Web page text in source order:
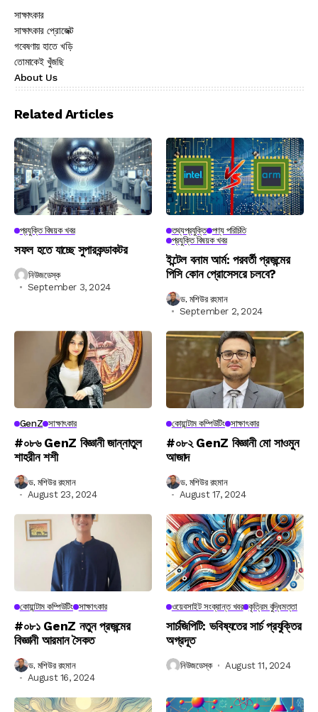
সাক্ষাৎকার
সাক্ষাৎকার প্রোজেক্ট
গবেষণায় হাতে খড়ি
তোমাকেই খুঁজছি
About Us
Related Articles
প্রযুক্তি বিষয়ক খবর
সফল হতে যাচ্ছে সুপারকন্ডাকটর
নিউজডেস্ক
September 3, 2024
তথ্যপ্রযুক্তি পণ্য পরিচিতি
প্রযুক্তি বিষয়ক খবর
ইন্টেল বনাম আর্ম: পরবর্তী প্রজন্মের
পিসি কোন প্রোসেসরে চলবে?
ড. মশিউর রহমান
September 2, 2024
GenZ সাক্ষাৎকার
#০৮৬ GenZ বিজ্ঞানী জান্নাতুল
শাহরীন শশী
ড. মশিউর রহমান
August 23, 2024
কোয়ান্টাম কম্পিউটিং সাক্ষাৎকার
#০৮২ GenZ বিজ্ঞানী মো সাওমুন
আজাদ
ড. মশিউর রহমান
August 17, 2024
কোয়ান্টাম কম্পিউটিং সাক্ষাৎকার
#০৮১ GenZ নতুন প্রজন্মের
বিজ্ঞানী আরমান সৈকত
ড. মশিউর রহমান
August 16, 2024
ওয়েবসাইট সংক্রান্ত খবর কৃত্রিম বুদ্ধিমত্তা
সার্চজিপিটি: ভবিষ্যতের সার্চ প্রযুক্তির
অগ্রদূত
নিউজডেস্ক August 11, 2024